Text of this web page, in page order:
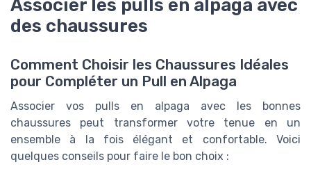
Associer les pulls en alpaga avec
des chaussures
Comment Choisir les Chaussures Idéales
pour Compléter un Pull en Alpaga
Associer vos pulls en alpaga avec les bonnes
chaussures peut transformer votre tenue en un
ensemble à la fois élégant et confortable. Voici
quelques conseils pour faire le bon choix :